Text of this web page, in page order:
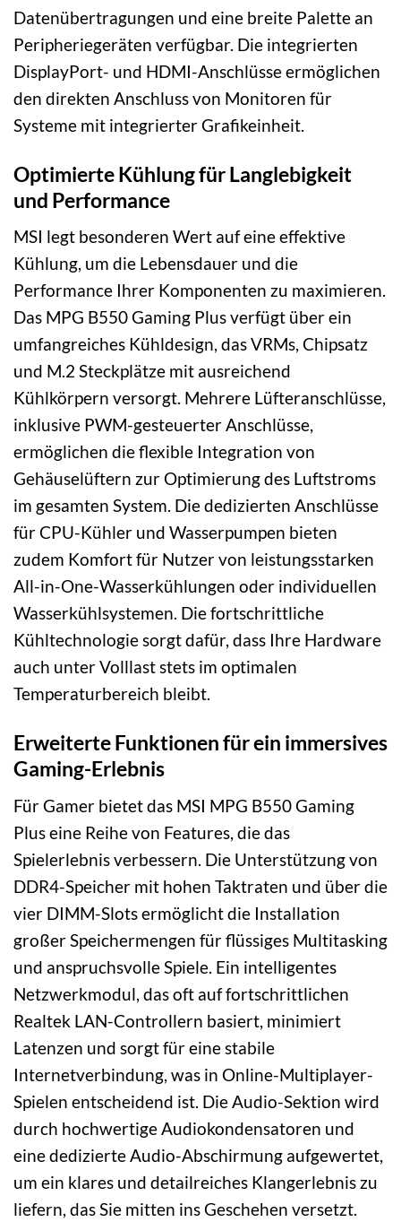
Datenübertragungen und eine breite Palette an
Peripheriegeräten verfügbar. Die integrierten
DisplayPort- und HDMI-Anschlüsse ermöglichen
den direkten Anschluss von Monitoren für
Systeme mit integrierter Grafikeinheit.
Optimierte Kühlung für Langlebigkeit
und Performance
MSI legt besonderen Wert auf eine effektive
Kühlung, um die Lebensdauer und die
Performance Ihrer Komponenten zu maximieren.
Das MPG B550 Gaming Plus verfügt über ein
umfangreiches Kühldesign, das VRMs, Chipsatz
und M.2 Steckplätze mit ausreichend
Kühlkörpern versorgt. Mehrere Lüfteranschlüsse,
inklusive PWM-gesteuerter Anschlüsse,
ermöglichen die flexible Integration von
Gehäuselüftern zur Optimierung des Luftstroms
im gesamten System. Die dedizierten Anschlüsse
für CPU-Kühler und Wasserpumpen bieten
zudem Komfort für Nutzer von leistungsstarken
All-in-One-Wasserkühlungen oder individuellen
Wasserkühlsystemen. Die fortschrittliche
Kühltechnologie sorgt dafür, dass Ihre Hardware
auch unter Volllast stets im optimalen
Temperaturbereich bleibt.
Erweiterte Funktionen für ein immersives
Gaming-Erlebnis
Für Gamer bietet das MSI MPG B550 Gaming
Plus eine Reihe von Features, die das
Spielerlebnis verbessern. Die Unterstützung von
DDR4-Speicher mit hohen Taktraten und über die
vier DIMM-Slots ermöglicht die Installation
großer Speichermengen für flüssiges Multitasking
und anspruchsvolle Spiele. Ein intelligentes
Netzwerkmodul, das oft auf fortschrittlichen
Realtek LAN-Controllern basiert, minimiert
Latenzen und sorgt für eine stabile
Internetverbindung, was in Online-Multiplayer-
Spielen entscheidend ist. Die Audio-Sektion wird
durch hochwertige Audiokondensatoren und
eine dedizierte Audio-Abschirmung aufgewertet,
um ein klares und detailreiches Klangerlebnis zu
liefern, das Sie mitten ins Geschehen versetzt.